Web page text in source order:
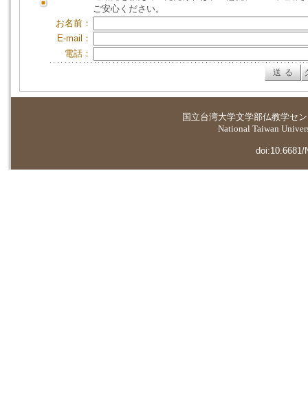
ご安心ください。
お名前：
E-mail：
電話：
国立台湾大学文学部仏教学セ
National Taiwan
doi:10.6681/